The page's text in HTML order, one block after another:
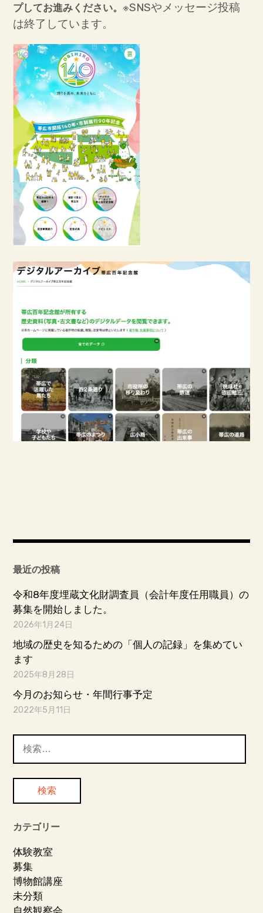
埋蔵文化財センター
博物館のお仕事（ブログ）
『十勝縦断生物誌』特設ブログ
帯広市140周年記念特設サイト
リンク
十勝・釧路・根室の博物館情報
帯広百年記念館資料収集方針
プしてお進みください。 ※SNSやメッセージ投稿
は終了しています。
最近の投稿
令和8年度埋蔵文化財調査員（会計年度任用職員）の
募集を開始しました。
2026年1月24日
地域の歴史を知るための「個人の記録」を集めてい
ます
2025年8月28日
今月のお知らせ・年間行事予定
2022年5月11日
索:
カテゴリー
体験教室
募集
博物館講座
未分類
自然観察会